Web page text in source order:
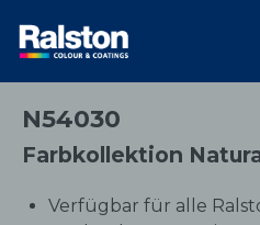
N54030
Farbkollektion
Verfügbar für alle